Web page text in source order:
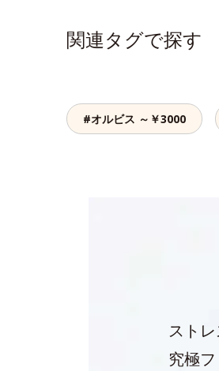
関連タグで探す
#オルビス ～￥3000
スト
究極